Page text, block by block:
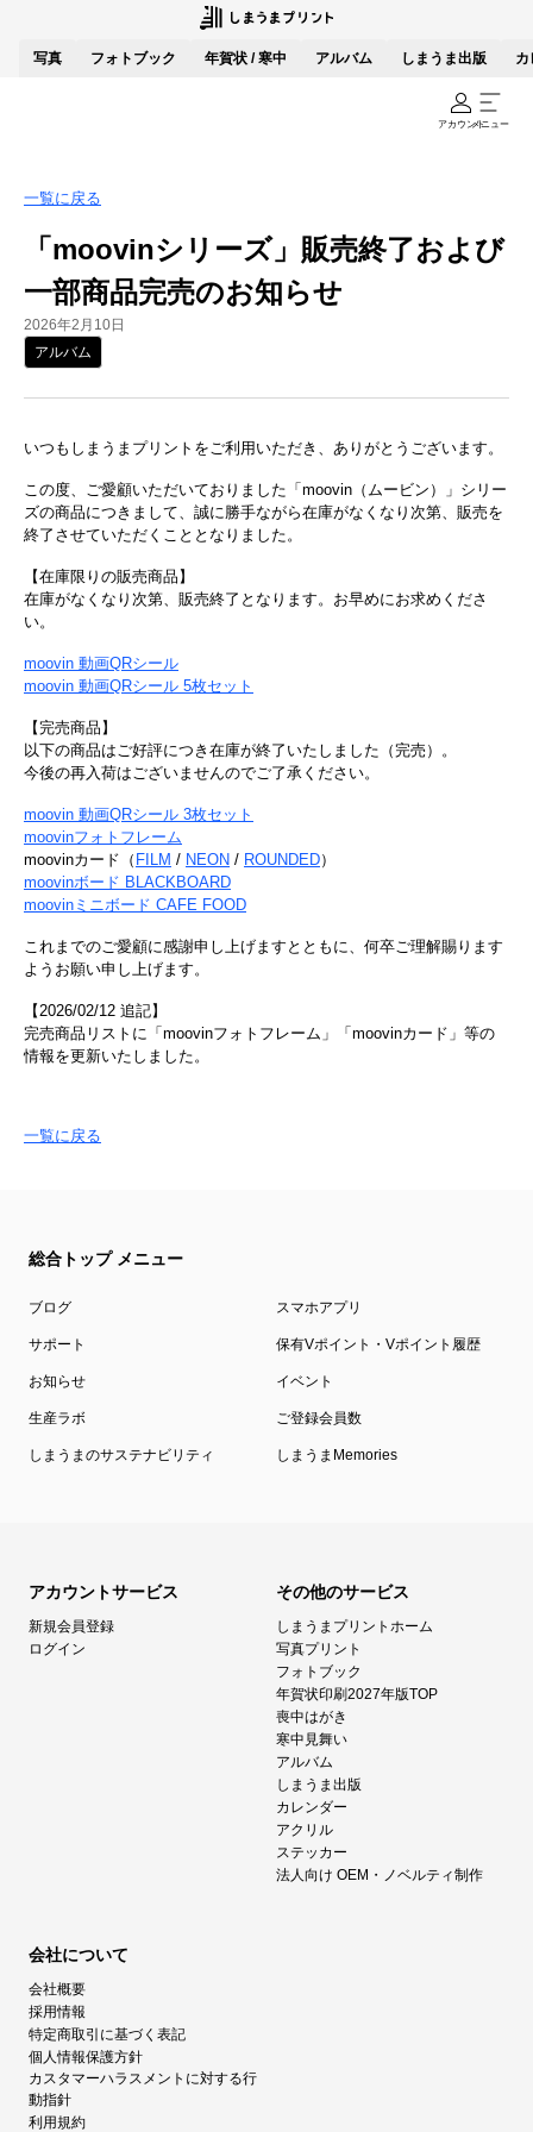
写真 フォトブック 年賀状 / 寒中 アルバム しまうま出版 カ
アカウントメニュー
一覧に戻る
「moovinシリーズ」販売終了および
一部商品完売のお知らせ
2026年2月10日
アルバム
いつもしまうまプリントをご利用いただき、ありがとうございます。
この度、ご愛顧いただいておりました「moovin（ムービン）」シリー
ズの商品につきまして、誠に勝手ながら在庫がなくなり次第、販売を
終了させていただくこととなりました。
【在庫限りの販売商品】
在庫がなくなり次第、販売終了となります。お早めにお求めくださ
い。
moovin 動画QRシール
moovin 動画QRシール 5枚セット
【完売商品】
以下の商品はご好評につき在庫が終了いたしました（完売）。
今後の再入荷はございませんのでご了承ください。
moovin 動画QRシール 3枚セット
moovinフォトフレーム
moovinカード（ FILM / NEON / ROUNDED）
moovinボード BLACKBOARD
moovinミニボード CAFE FOOD
これまでのご愛顧に感謝申し上げますとともに、何卒ご理解賜ります
ようお願い申し上げます。
【2026/02/12 追記】
完売商品リストに「moovinフォトフレーム」「moovinカード」等の
情報を更新いたしました。
一覧に戻る
総合トップ メニュー
ブログ スマホアプリ
サポート 保有Vポイント・Vポイント履歴
お知らせ イベント
生産ラボ ご登録会員数
しまうまのサステナビリティ しまうまMemories
アカウントサービス
新規会員登録
ログイン
その他のサービス
しまうまプリントホーム
写真プリント
フォトブック
年賀状印刷2027年版TOP
喪中はがき
寒中見舞い
アルバム
しまうま出版
カレンダー
アクリル
ステッカー
法人向け OEM・ノベルティ制作
会社について
会社概要
採用情報
特定商取引に基づく表記
個人情報保護方針
カスタマーハラスメントに対する行
動指針
利用規約